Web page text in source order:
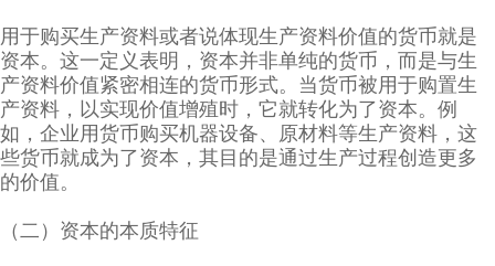
用于购买生产资料或者说体现生产资料价值的货币就是
资本。这一定义表明，资本并非单纯的货币，而是与生
产资料价值紧密相连的货币形式。当货币被用于购置生
产资料，以实现价值增殖时，它就转化为了资本。例
如，企业用货币购买机器设备、原材料等生产资料，这
些货币就成为了资本，其目的是通过生产过程创造更多
的价值。
（二）资本的本质特征